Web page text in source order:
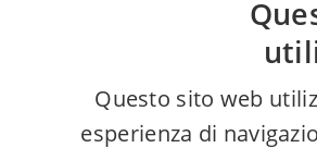
Questo sito web
esperienza di